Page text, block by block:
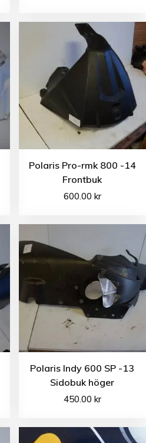
Polaris Pro-rmk 800 -14
Frontbuk
600.00 kr
Polaris Indy 600 SP -13
Sidobuk höger
450.00 kr